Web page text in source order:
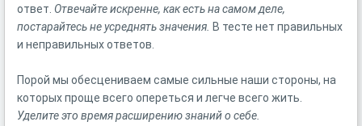
ответ. Отвечайте искренне, как есть на самом деле,
постарайтесь не усреднять значения. В тесте нет правильных
и неправильных ответов.
Порой мы обесцениваем самые сильные наши стороны, на
которых проще всего опереться и легче всего жить.
Уделите это время расширению знаний о себе.